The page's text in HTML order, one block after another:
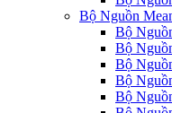
Bộ Nguồn
Bộ
Bộ
Bộ
Bộ
Bộ